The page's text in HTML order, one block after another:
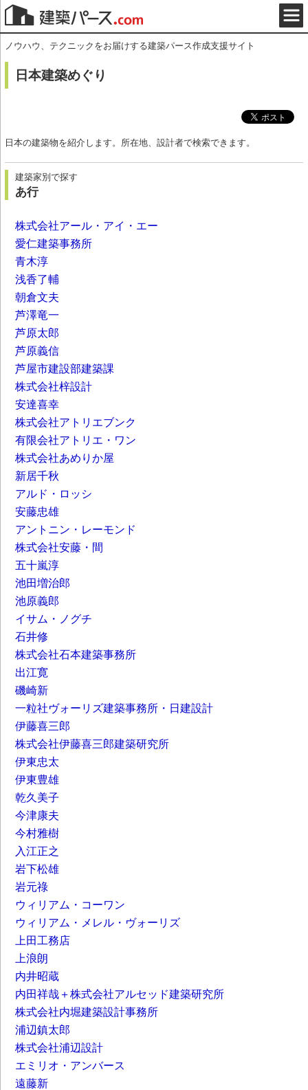
ノウハウ、テクニックをお届けする建築パース作成支援サイト
日本建築めぐり
日本の建築物を紹介します。所在地、設計者で検索できます。
建築家別で探す
あ行
株式会社アール・アイ・エー
愛仁建築事務所
青木淳
浅香了輔
朝倉文夫
芦澤竜一
芦原太郎
芦原義信
芦屋市建設部建築課
株式会社梓設計
安達喜幸
株式会社アトリエブンク
有限会社アトリエ・ワン
株式会社あめりか屋
新居千秋
アルド・ロッシ
安藤忠雄
アントニン・レーモンド
株式会社安藤・間
五十嵐淳
池田増治郎
池原義郎
イサム・ノグチ
石井修
株式会社石本建築事務所
出江寛
磯崎新
一粒社ヴォーリズ建築事務所・日建設計
伊藤喜三郎
株式会社伊藤喜三郎建築研究所
伊東忠太
伊東豊雄
乾久美子
今津康夫
今村雅樹
入江正之
岩下松雄
岩元祿
ウィリアム・コーワン
ウィリアム・メレル・ヴォーリズ
上田工務店
上浪朗
内井昭蔵
内田祥哉＋株式会社アルセッド建築研究所
株式会社内堀建築設計事務所
浦辺鎮太郎
株式会社浦辺設計
エミリオ・アンバース
遠藤新